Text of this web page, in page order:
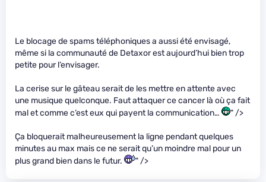
Le blocage de spams téléphoniques a aussi été envisagé,
même si la communauté de Detaxor est aujourd’hui bien trop
petite pour l’envisager.
La cerise sur le gâteau serait de les mettre en attente avec
une musique quelconque. Faut attaquer ce cancer là où ça fait
mal et comme c’est eux qui payent la communication…
" />
Ça bloquerait malheureusement la ligne pendant quelques
minutes au max mais ce ne serait qu’un moindre mal pour un
plus grand bien dans le futur.
" />